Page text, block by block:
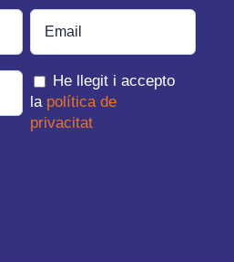
He llegit i accepto
la política de
privacitat